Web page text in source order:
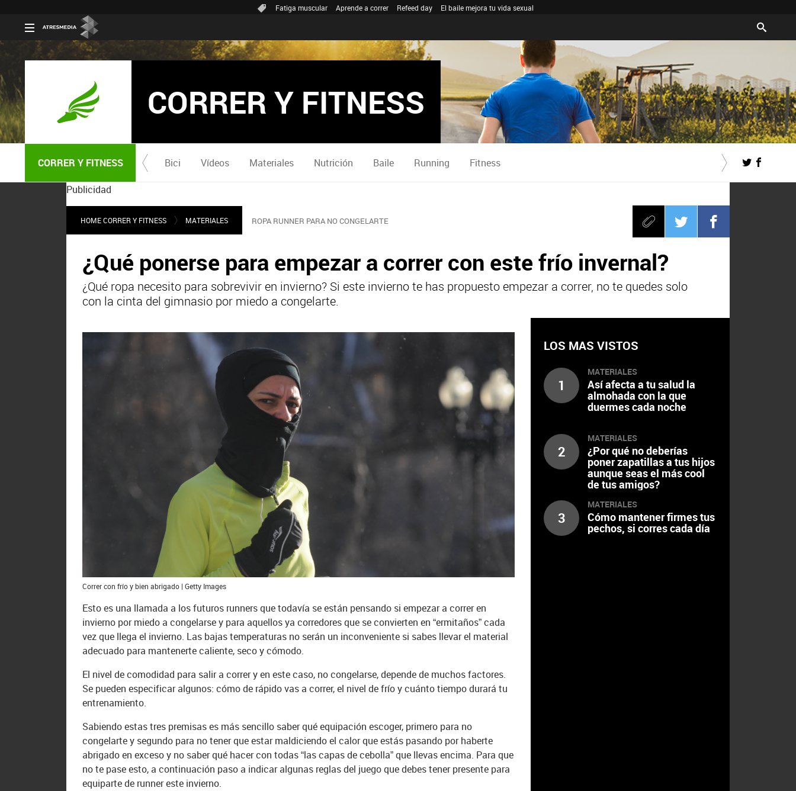
Fatiga muscular Aprende a correr Refeed day El baile mejora tu vida sexual
CORRER Y FITNESS
CORRER Y FITNESS Bici Vídeos Materiales Nutrición Baile Running Fitness
Publicidad
HOME CORRER Y FITNESS MATERIALES ROPA RUNNER PARA NO CONGELARTE
¿Qué ponerse para empezar a correr con este frío invernal?
¿Qué ropa necesito para sobrevivir en invierno? Si este invierno te has propuesto empezar a correr, no te quedes solo
con la cinta del gimnasio por miedo a congelarte.
Correr con frío y bien abrigado | Getty Images
Esto es una llamada a los futuros runners que todavía se están pensando si empezar a correr en
invierno por miedo a congelarse y para aquellos ya corredores que se convierten en “ermitaños” cada
vez que llega el invierno. Las bajas temperaturas no serán un inconveniente si sabes llevar el material
adecuado para mantenerte caliente, seco y cómodo.
El nivel de comodidad para salir a correr y en este caso, no congelarse, depende de muchos factores.
Se pueden especificar algunos: cómo de rápido vas a correr, el nivel de frío y cuánto tiempo durará tu
entrenamiento.
Sabiendo estas tres premisas es más sencillo saber qué equipación escoger, primero para no
congelarte y segundo para no tener que estar maldiciendo el calor que estás pasando por haberte
abrigado en exceso y no saber qué hacer con todas “las capas de cebolla” que llevas encima. Para que
no te pase esto, a continuación paso a indicar algunas reglas del juego que debes tener presente para
equiparte de runner este invierno.
LOS MAS VISTOS
1
MATERIALES
Así afecta a tu salud la
almohada con la que
duermes cada noche
2
MATERIALES
¿Por qué no deberías
poner zapatillas a tus hijos
aunque seas el más cool
de tus amigos?
3
MATERIALES
Cómo mantener firmes tus
pechos, si corres cada día